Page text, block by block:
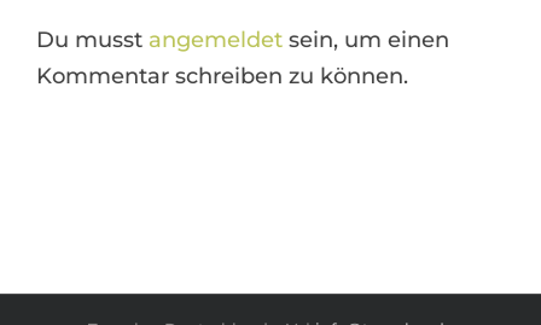
Du musst angemeldet sein, um einen
Kommentar schreiben zu können.